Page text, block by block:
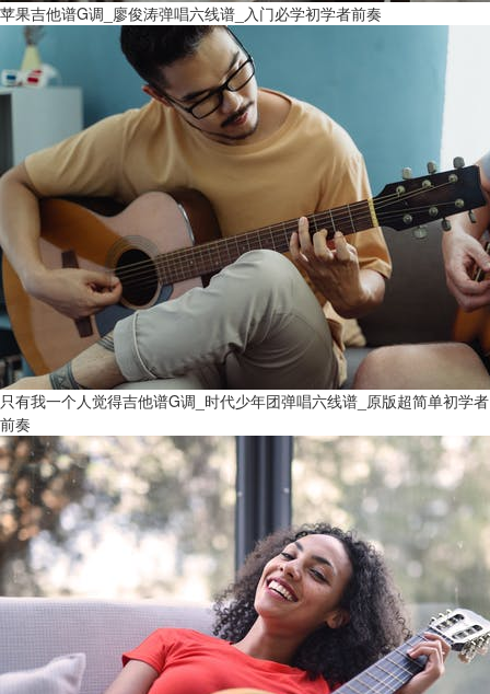
苹果吉他谱G调_廖俊涛弹唱六线谱_入门必学初学者前奏
只有我一个人觉得吉他谱G调_时代少年团弹唱六线谱_原版超简单初学者
前奏